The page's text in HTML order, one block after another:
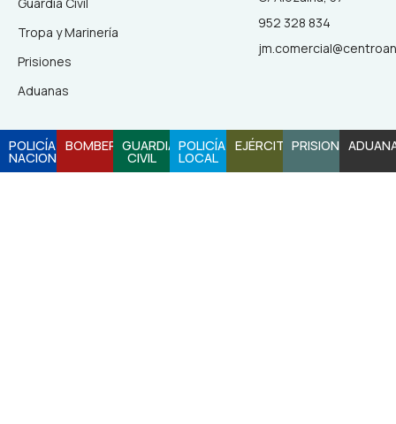
Tropa y Marinería
Prisiones
Aduanas
952 328 834
POLICÍA
NACIONAL
BOMBEROSGUARDIA
CIVIL
POLICÍA
LOCAL
EJÉRCITOPRISIONES